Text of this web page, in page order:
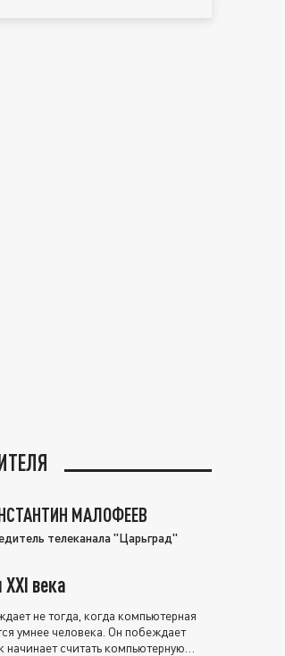
МАЛОФЕЕВ
телеканала "Царьград"
века
не тогда, когда компьютерная
умнее человека. Он побеждает
начинает считать компьютерную